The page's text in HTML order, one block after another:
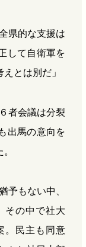
県的な支援は
して自衛軍を
とは別だ」
者会議は分裂
出馬の意向を
予もない中、
その中で社大
。民主も同意